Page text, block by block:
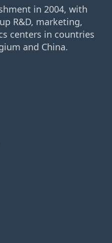
in 2004, with
R&D, marketing,
centers in countries
and China.